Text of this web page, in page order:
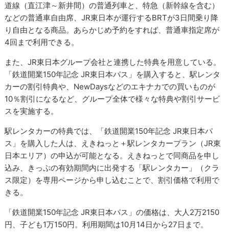
道線（直江津～新井間）の普通列車と、特急（新幹線を含む）
などの普通車自由席、JR東日本が運行するBRTが3日間乗り降
り自由となる商品。あらかじめ予約をすれば、普通車指定席が
4回まで利用できる。
また、JR東日本グループ会社と連携した特典を用意している。
「鉄道開業150年記念 JR東日本パス」を購入すると、駅レンタ
カーの割引特典や、NewDaysなどのエキナカでの買いものが
10％割引になるなど、グループ全体で様々な特典や割引サービ
スを実施する。
駅レンタカーの特典では、「鉄道開業150年記念 JR東日本パ
ス」を購入した人は、えきねっと＋駅レンタカープラン（JR東
日本エリア）の申込が可能となる。えきねっとで同商品を申し
込み、きっぷの有効期間内に出発する「駅レンタカー」（クラ
ス限定）を専用ページから申し込むことで、割引価格で利用で
きる。
「鉄道開業150年記念 JR東日本パス」の価格は、大人2万2150
円、子ども1万150円。利用期間は10月14日から27日まで。